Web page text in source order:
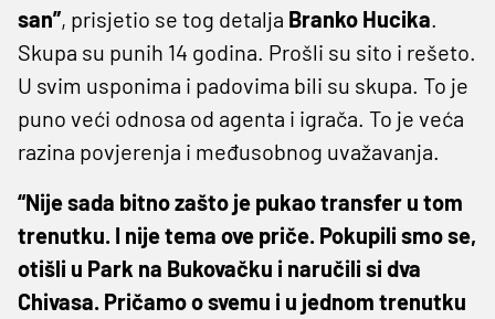
san”, prisjetio se tog detalja Branko Hucika.
Skupa su punih 14 godina. Prošli su sito i rešeto.
U svim usponima i padovima bili su skupa. To je
puno veći odnosa od agenta i igrača. To je veća
razina povjerenja i međusobnog uvažavanja.
“Nije sada bitno zašto je pukao transfer u tom
trenutku. I nije tema ove priče. Pokupili smo se,
otišli u Park na Bukovačku i naručili si dva
Chivasa. Pričamo o svemu i u jednom trenutku